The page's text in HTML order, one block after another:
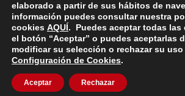
Copyright © 2022 · AEDEM-
EM · Todos los Derechos Reservados
nº 36 Madrid -
91 448 13
mail: aedem@aedem.org//Aviso
Protección de Datos
elaborado a partir de sus hábitos de
información puedes consultar nuestra
cookies AQUÍ. Puedes aceptar todas las
el botón “Aceptar” o puedes aceptarlas
modificar su selección o rechazar su
Configuración de Cookies.
Aceptar Rechazar